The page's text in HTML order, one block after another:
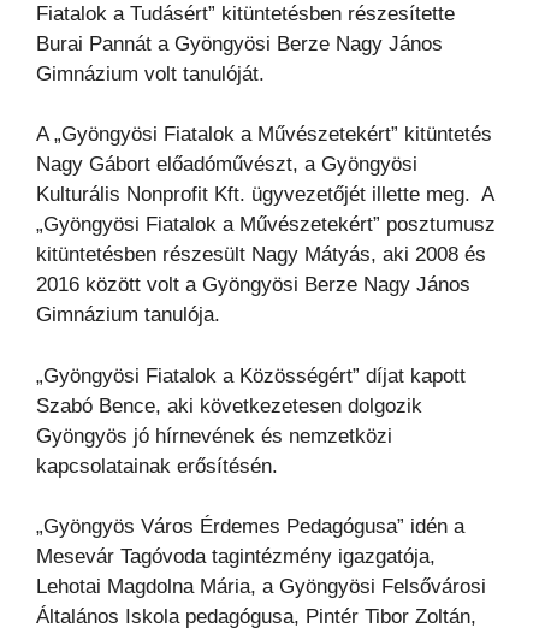
Fiatalok a Tudásért” kitüntetésben részesítette
Burai Pannát a Gyöngyösi Berze Nagy János
Gimnázium volt tanulóját.
A „Gyöngyösi Fiatalok a Művészetekért” kitüntetés
Nagy Gábort előadóművészt, a Gyöngyösi
Kulturális Nonprofit Kft. ügyvezetőjét illette meg. A
„Gyöngyösi Fiatalok a Művészetekért” posztumusz
kitüntetésben részesült Nagy Mátyás, aki 2008 és
2016 között volt a Gyöngyösi Berze Nagy János
Gimnázium tanulója.
„Gyöngyösi Fiatalok a Közösségért” díjat kapott
Szabó Bence, aki következetesen dolgozik
Gyöngyös jó hírnevének és nemzetközi
kapcsolatainak erősítésén.
„Gyöngyös Város Érdemes Pedagógusa” idén a
Mesevár Tagóvoda tagintézmény igazgatója,
Lehotai Magdolna Mária, a Gyöngyösi Felsővárosi
Általános Iskola pedagógusa, Pintér Tibor Zoltán,